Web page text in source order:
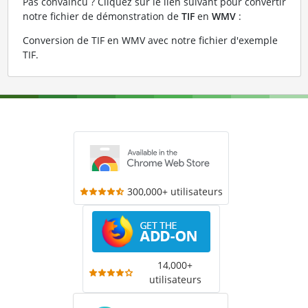
notre fichier de démonstration de TIFen WMV:
Conversion de TIF en WMV avec notre fichier d'exemple
TIF.
300,000+ utilisateurs
14,000+
utilisateurs